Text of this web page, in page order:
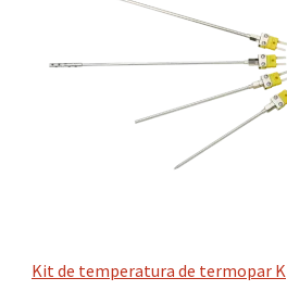
Kit de temperatura de termopar K